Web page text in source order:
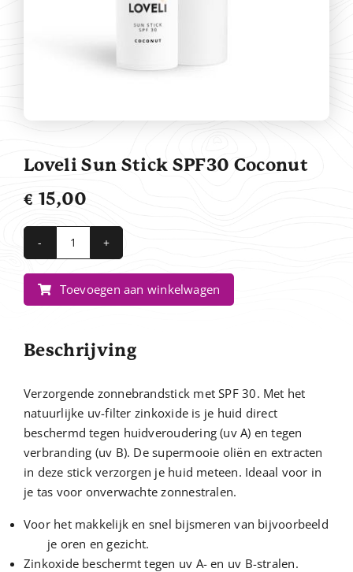
Loveli Sun Stick SPF30 Coconut
€ 15,00
Loveli
Sun
Stick
SPF30
aantal
Toevoegen aan winkelwagen
Beschrijving
Verzorgende zonnebrandstick met SPF 30. Met het
natuurlijke uv-filter zinkoxide is je huid direct
beschermd tegen huidveroudering (uv A) en tegen
verbranding (uv B). De supermooie oliën en extracten
in deze stick verzorgen je huid meteen. Ideaal voor in
je tas voor onverwachte zonnestralen.
Voor het makkelijk en snel bijsmeren van bijvoorbeeld
je oren en gezicht.
Zinkoxide beschermt tegen uv A- en uv B-stralen.